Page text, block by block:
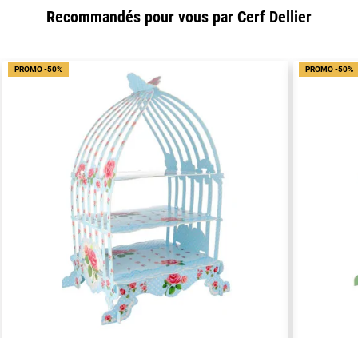
Recommandés pour vous par Cerf Dellier
PROMO -50% PROMO -50%